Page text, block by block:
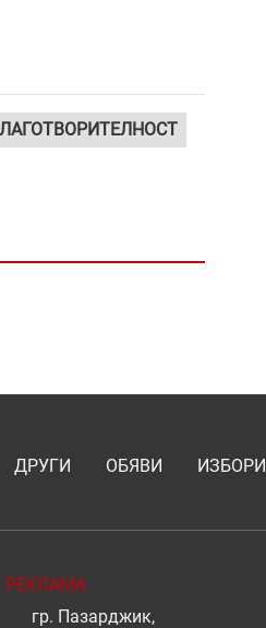
ДРУГИ ОБЯВИ ИЗБОРИ
РЕКЛАМА
гр. Пазарджик,